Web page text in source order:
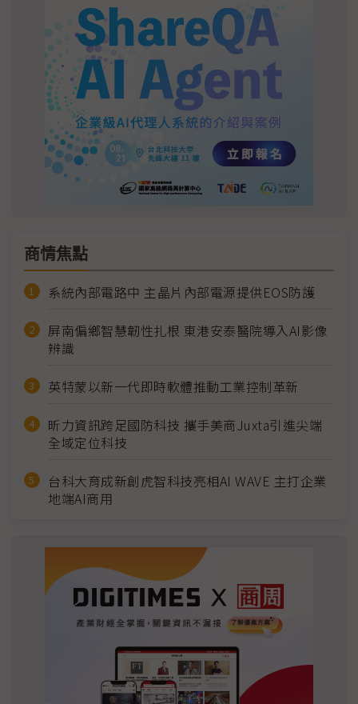
商情焦點
系統內部電路中 主晶片內部電源提供EOS防護
屏南偏鄉智慧韌性扎根 東港安泰醫院導入AI影像
辨識
英特蒙以新一代即時軟體推動工業控制革新
昕力資訊跨足國防科技 攜手美商Juxta引進尖端
全域定位科技
台科大育成新創虎智科技亮相AI WAVE 主打企業
地端AI商用